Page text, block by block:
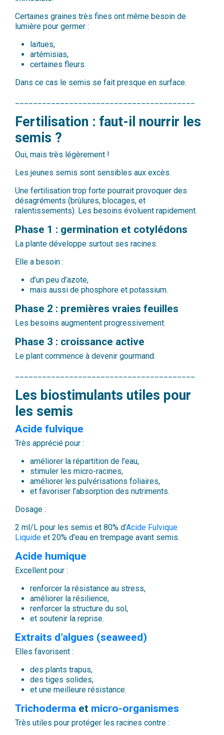
Certaines graines très fines ont même besoin de
lumière pour germer :
laitues,
artémisias,
certaines fleurs.
Dans ce cas le semis se fait presque en surface.
Fertilisation : faut-il nourrir les
semis ?
Oui, mais très légèrement !
Les jeunes semis sont sensibles aux excès.
Une fertilisation trop forte pourrait provoquer des
désagréments (brûlures, blocages, et
ralentissements). Les besoins évoluent rapidement.
Phase 1 : germination et cotylédons
La plante développe surtout ses racines.
Elle a besoin :
d’un peu d’azote,
mais aussi de phosphore et potassium.
Phase 2 : premières vraies feuilles
Les besoins augmentent progressivement.
Phase 3 : croissance active
Le plant commence à devenir gourmand.
Les biostimulants utiles pour
les semis
Acide fulvique
Très apprécié pour :
améliorer la répartition de l’eau,
stimuler les micro-racines,
améliorer les pulvérisations foliaires,
et favoriser l’absorption des nutriments.
Dosage :
2 ml/L pour les semis et 80% d'Acide Fulvique
Liquide et 20% d'eau en trempage avant semis.
Acide humique
Excellent pour :
renforcer la résistance au stress,
améliorer la résilience,
renforcer la structure du sol,
et soutenir la reprise.
Extraits d’algues (seaweed)
Elles favorisent :
des plants trapus,
des tiges solides,
et une meilleure résistance.
Trichoderma et micro-organismes
Très utiles pour protéger les racines contre :